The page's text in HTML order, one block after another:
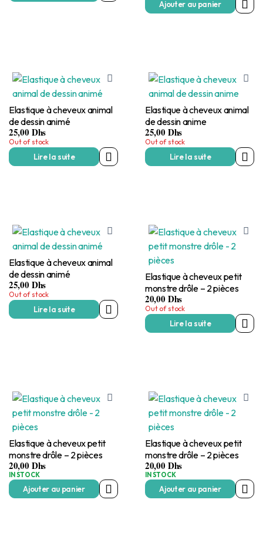
Ajouter au panier
Elastique à cheveux animal
de dessin animé
25,00Dhs
Out of stock
Lire la suite
Elastique à cheveux animal
de dessin anime
25,00Dhs
Out of stock
Lire la suite
Elastique à cheveux animal
de dessin animé
25,00Dhs
Out of stock
Lire la suite
Elastique à cheveux petit
monstre drôle – 2 pièces
20,00Dhs
Out of stock
Lire la suite
Elastique à cheveux petit
monstre drôle – 2 pièces
20,00Dhs
IN STOCK
Ajouter au panier
Elastique à cheveux petit
monstre drôle – 2 pièces
20,00Dhs
IN STOCK
Ajouter au panier